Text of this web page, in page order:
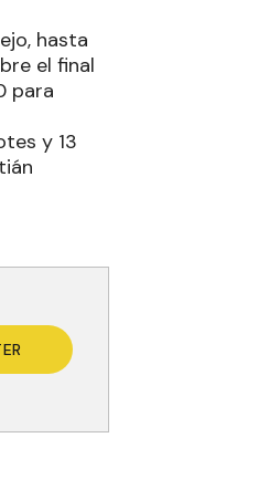
hasta
el final
para
y 13